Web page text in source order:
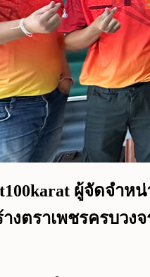
ผู้จัดจำ
งตราเพชรครบวง